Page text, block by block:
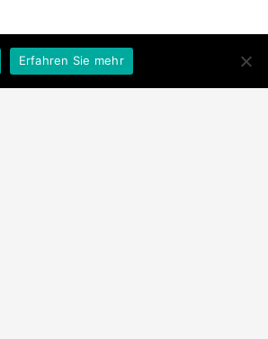
Mehr Infos i
Erfahren Sie mehr